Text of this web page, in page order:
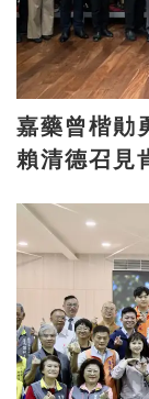
嘉藥曾楷勛勇
賴清德召見